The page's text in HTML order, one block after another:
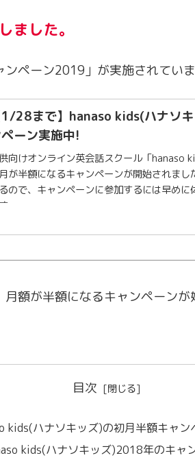
ました。
ペーン2019」が実施されてい
1/28まで】hanaso kids(ハナソ
ペーン実施中!
向けオンライン英会話スクール「hanaso
が半額になるキャンペーンが開始されま
ので、キャンペーンに参加するには早め
。
月額が半額になるキャンペーンが
目次
kids(ハナソキッズ)の初月半額キャン
kids(ハナソキッズ)2018年のキャ